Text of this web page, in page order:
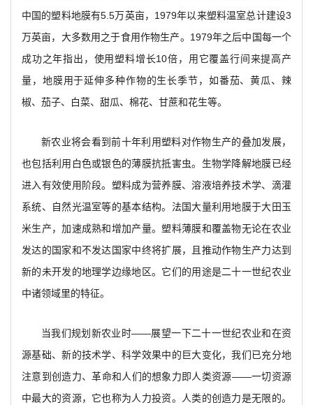
中国的塑料地膜有5.5万英亩，1979年以来塑料温室总计建设3
万英亩，大多数用之于食用作物生产。1979年之后中国每一个
成功之年指出，使用塑料增长10倍，用它覆盖行间来提高产
量，地膜用于延伸多种作物的生长季节，如番茄、黄瓜、辣
椒、茄子、白菜、甜瓜、棉花、甘蔗和花生等。
新农业将会看到前十年利用塑料对作物生产的叠加发展，
也包括利用白色或银色的薄膜抗抵害虫。生物学降解地膜已经
进入有效使用阶段。塑料成为营养膜、溶液培养技术学、滴灌
系统、自然光温室等的基本结构。法国大量利用地膜于大田玉
米生产，加速成熟和增加产量。塑料薄膜和覆盖物无论在农业
发达的国家和不发达国家中终将扩展，且推动作物生产力达到
新的未开发的地理学边缘地区。它们的用途是二十一世纪农业
中诸领域里的特征。
当我们规划新农业时——展望一下二十一世纪农业和在资
源基础、新的技术学、科学效果中的巨大变化，我们已充分地
注意到创造力、革命和人们的想象力即人类资源——一切资源
中最大的资源，它也称为人力投资。人类的创造力是无限的。